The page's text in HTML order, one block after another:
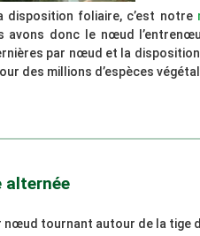
disposition foliaire, c’est notre
avons donc le nœud
par nœud et la
des millions d’espèces
alternée
nœud tournant autour de la tige